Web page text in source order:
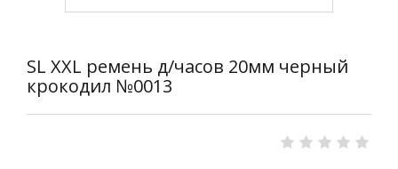
SL XXL ремень д/часов 20мм черный
крокодил №0013